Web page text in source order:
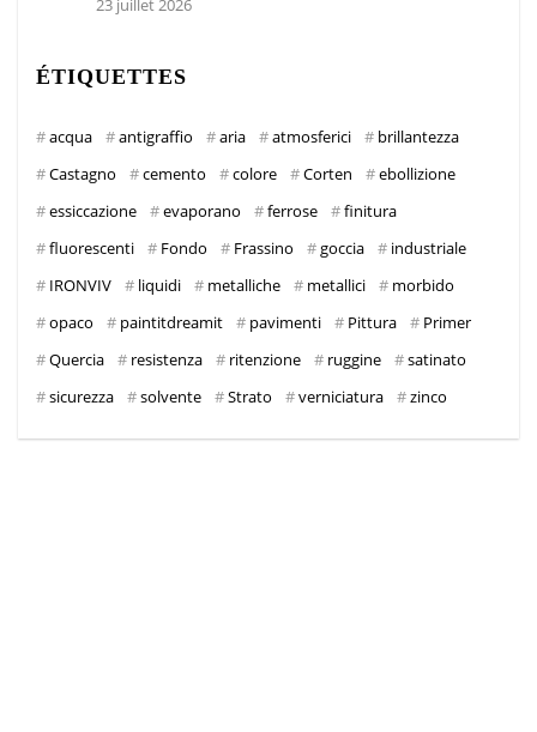
23 juillet 2026
ÉTIQUETTES
acqua antigraffio aria atmosferici
brillantezza
Castagno
cemento colore Corten
ebollizione
essiccazione
evaporano ferrose
finitura
fluorescenti
Fondo Frassino goccia
industriale
IRONVIV
liquidi metalliche metallici
morbido
opaco
paintitdreamit pavimenti Pittura
Primer
Quercia
resistenza ritenzione ruggine
satinato
sicurezza
solvente Strato verniciatura zinco